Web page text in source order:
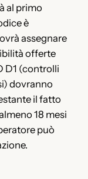
al primo
è
assegnare
offerte
D1 (controlli
dovranno
il fatto
18 mesi
può